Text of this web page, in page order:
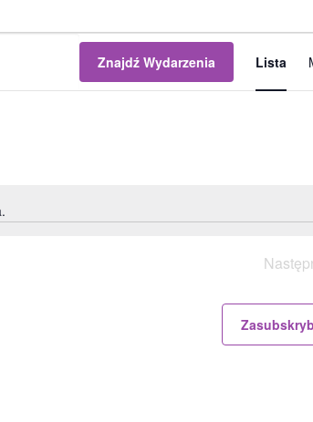
Znajdź Wydarzenia Lista